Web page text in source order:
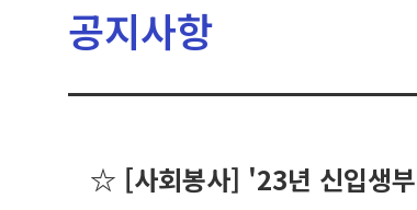
공지사항
☆ [사회봉사] '23년 신입생